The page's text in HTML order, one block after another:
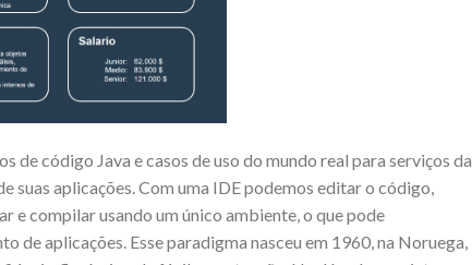
de código Java e casos de uso do mundo real para serviços da
suas aplicações. Com uma IDE podemos editar o código,
e compilar usando um único ambiente, o que pode
de aplicações. Esse paradigma nasceu em 1960, na Noruega,